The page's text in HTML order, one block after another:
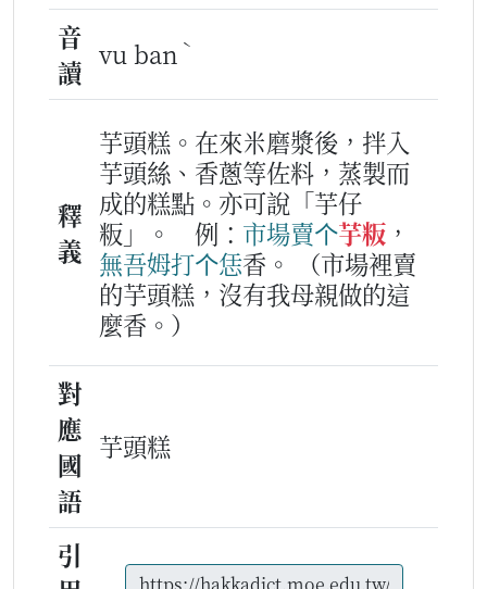
音
讀
vu ban ˋ
釋
義
芋頭糕。在來米磨漿後，拌入
芋頭絲、香蔥等佐料，蒸製而
成的糕點。亦可說「芋仔
粄」。
例： 市場賣个芋粄 ，
無吾姆打个恁香。
（市場裡賣
的芋頭糕，沒有我母親做的這
麼香。）
對
應
國
語
芋頭糕
引